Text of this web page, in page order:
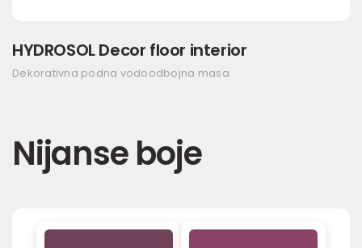
HYDROSOL Decor floor interior
Dekorativna podna vodoodbojna masa
Nijanse boje